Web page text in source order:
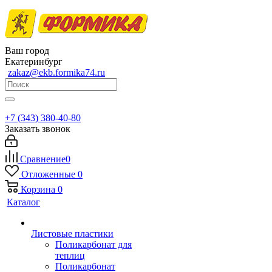
Ваш город
Екатеринбург
zakaz@ekb.formika74.ru
+7 (343) 380-40-80
Заказать звонок
Сравнение0
Отложенные 0
Корзина 0
Каталог
Листовые пластики
Поликарбонат для
теплиц
Поликарбонат